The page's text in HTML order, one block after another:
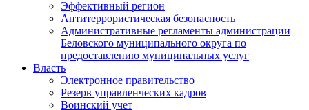
Эффективный регион
Антитеррористическая безопасность
Административные регламенты администрации
Беловского муниципального округа по
предоставлению муниципальных услуг
Власть
Электронное правительство
Резерв управленческих кадров
Воинский учет